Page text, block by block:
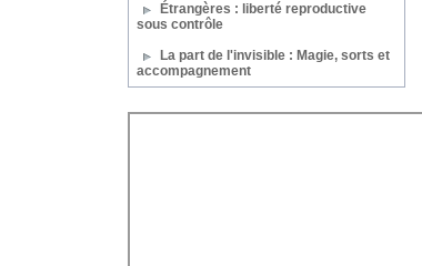
Étrangères : liberté reproductive
sous contrôle
La part de l'invisible : Magie, sorts et
accompagnement